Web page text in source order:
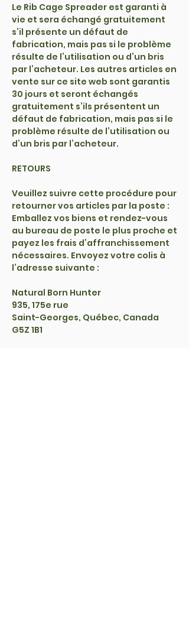
Le Rib Cage Spreader est garanti à
vie et sera échangé gratuitement
s’il présente un défaut de
fabrication, mais pas si le problème
résulte de l’utilisation ou d’un bris
par l’acheteur. Les autres articles en
vente sur ce site web sont garantis
30 jours et seront échangés
gratuitement s’ils présentent un
défaut de fabrication, mais pas si le
problème résulte de l’utilisation ou
d’un bris par l’acheteur.
RETOURS
Veuillez suivre cette procédure pour
retourner vos articles par la poste :
Emballez vos biens et rendez-vous
au bureau de poste le plus proche et
payez les frais d’affranchissement
nécessaires. Envoyez votre colis à
l’adresse suivante :
Natural Born Hunter
935, 175e rue
Saint-Georges, Québec, Canada
G5Z 1B1